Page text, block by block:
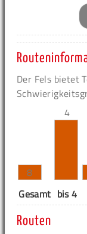
Der Fels bietet
8
4
Gesamt bis 4
Routen